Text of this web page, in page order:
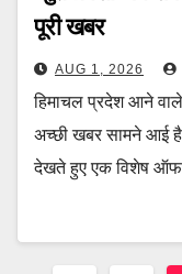
पूरी खबर
AUG 1, 2026
हिमाचल प्रदेश आने
अच्छी खबर सामने आई
देखते हुए एक विशेष